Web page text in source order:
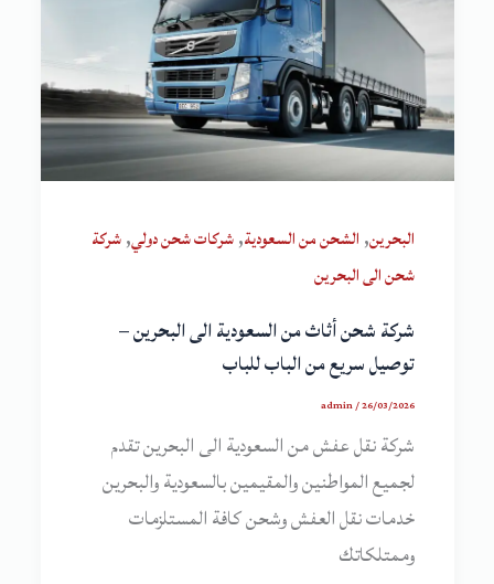
البحرين, الشحن من السعودية,شركات شحن دولي,شركة
شحن الى البحرين
شركة شحن أثاث من السعودية الى البحرين –
توصيل سريع من الباب للباب
admin/26/03/2026
شركة نقل عفش من السعودية الى البحرين تقدم
لجميع المواطنين والمقيمين بالسعودية والبحرين
خدمات نقل العفش وشحن كافة المستلزمات
وممتلكاتك